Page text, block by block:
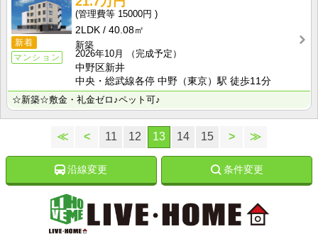
新着
マンション
15000円
2LDK
40.08㎡
新築
2026年10月
（完成予定）
中野区新井
中央・総武線各停 中野（東京）駅 徒歩11分
☆新築☆敷金・礼金ゼロ♪ペット可♪
≪ < 11 12 13 14 15 > ≫
沿線変更 条件変更